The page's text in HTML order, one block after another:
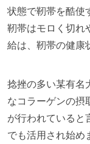
状態で靭帯を酷使
靭帯はモロく切れ
給は、靭帯の健康
捻挫の多い某有名
なコラーゲンの摂
が行われていると
でも活用され始め